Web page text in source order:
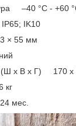
–40 °C - +60
IK10
× 55 мм
(Ш х В х Г) 170 x
кг
мес.